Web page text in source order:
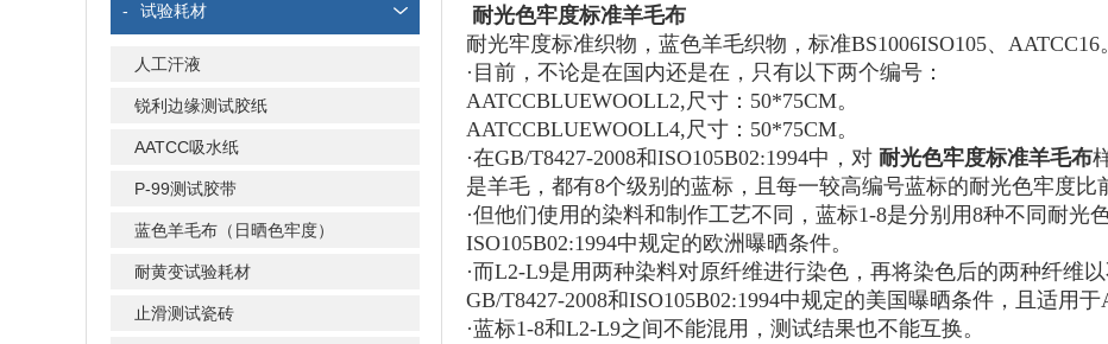
- 试验耗材
人工汗液
锐利边缘测试胶纸
AATCC吸水纸
P-99测试胶带
蓝色羊毛布（日晒色牢度）
耐黄变试验耗材
止滑测试瓷砖
耐光色牢度标准羊毛布
耐光牢度标准织物，蓝色羊毛织物，标准BS1006ISO105、AATCC16
·目前，不论是在国内还是在，只有以下两个编号：
AATCCBLUEWOOLL2,尺寸：50*75CM。
AATCCBLUEWOOLL4,尺寸：50*75CM。
·在GB/T8427-2008和ISO105B02:1994中，对 耐光色牢度标准羊毛布
是羊毛，都有8个级别的蓝标，且每一较高编号蓝标的耐光色牢度比
·但他们使用的染料和制作工艺不同，蓝标1-8是分别用8种不同耐光
ISO105B02:1994中规定的欧洲曝晒条件。
·而L2-L9是用两种染料对原纤维进行染色，再将染色后的两种纤维
GB/T8427-2008和ISO105B02:1994中规定的美国曝晒条件，且适用
·蓝标1-8和L2-L9之间不能混用，测试结果也不能互换。